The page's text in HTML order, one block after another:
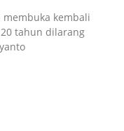
membuka kembali
tahun dilarang